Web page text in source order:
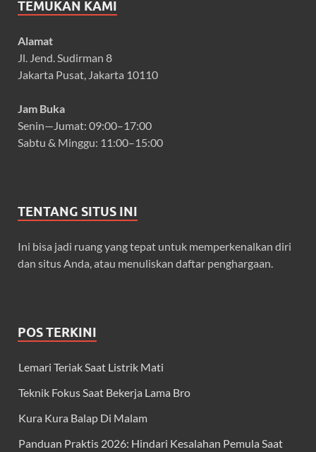
TEMUKAN KAMI
Alamat
Jl. Jend. Sudirman 8
Jakarta Pusat, Jakarta 10110
Jam Buka
Senin—Jumat: 09:00–17:00
Sabtu & Minggu: 11:00–15:00
TENTANG SITUS INI
Ini bisa jadi ruang yang tepat untuk memperkenalkan diri
dan situs Anda, atau menuliskan daftar penghargaan.
POS TERKINI
Lemari Teriak Saat Listrik Mati
Teknik Fokus Saat Bekerja Lama Bro
Kura Kura Balap Di Malam
Panduan Praktis 2026: Hindari Kesalahan Pemula Saat